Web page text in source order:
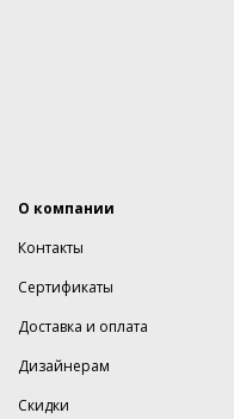
О компании
Контакты
Сертификаты
Доставка и оплата
Дизайнерам
Скидки